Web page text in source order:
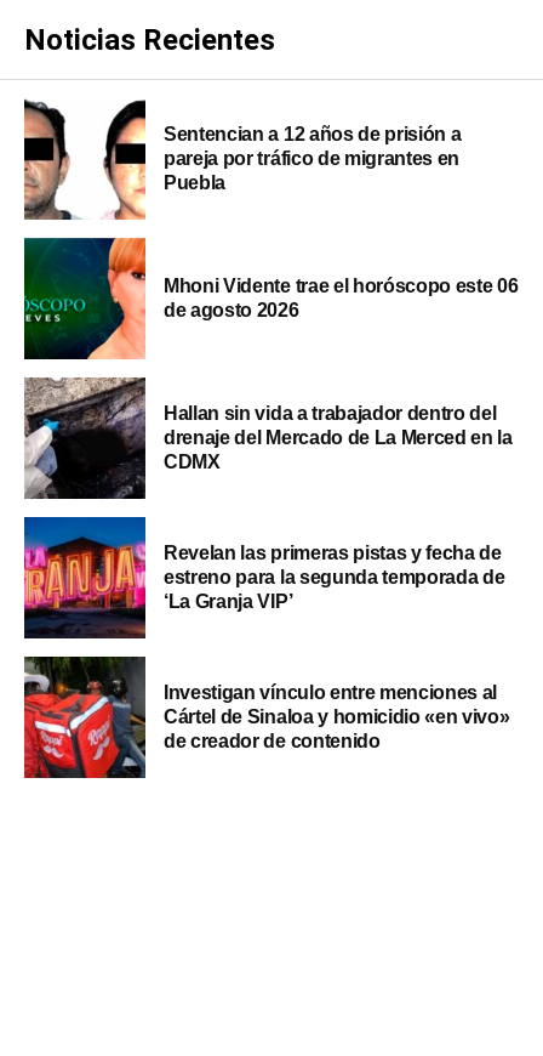
Noticias Recientes
Sentencian a 12 años de prisión a
pareja por tráfico de migrantes en
Puebla
Mhoni Vidente trae el horóscopo este 06
de agosto 2026
Hallan sin vida a trabajador dentro del
drenaje del Mercado de La Merced en la
CDMX
Revelan las primeras pistas y fecha de
estreno para la segunda temporada de
‘La Granja VIP’
Investigan vínculo entre menciones al
Cártel de Sinaloa y homicidio «en vivo»
de creador de contenido